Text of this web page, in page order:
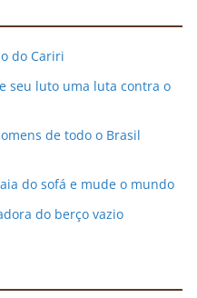
do Cariri
seu luto uma luta contra o
de todo o Brasil
do sofá e mude o mundo
do berço vazio